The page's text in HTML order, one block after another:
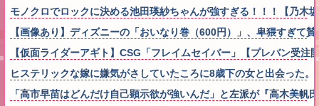
モノクロでロックに決める池田瑛紗ちゃんが強すぎる！！！【乃木
【画像あり】ディズニーの「おいなり巻（600円）」、卑猥すぎて
【仮面ライダーアギト】CSG「フレイムセイバー」【プレバン受注
ヒステリックな嫁に嫌気がさしていたころに8歳下の女と出会っ
「高市早苗はどんだけ自己顕示欲が強いんだ」と左派が『高木美